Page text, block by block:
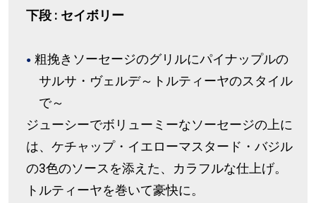
下段 : セイボリー
粗挽きソーセージのグリルにパイナップルの
サルサ・ヴェルデ～トルティーヤのスタイル
で～
ジューシーでボリューミーなソーセージの上に
は、ケチャップ・イエローマスタード・バジル
の3色のソースを添えた、カラフルな仕上げ。
トルティーヤを巻いて豪快に。